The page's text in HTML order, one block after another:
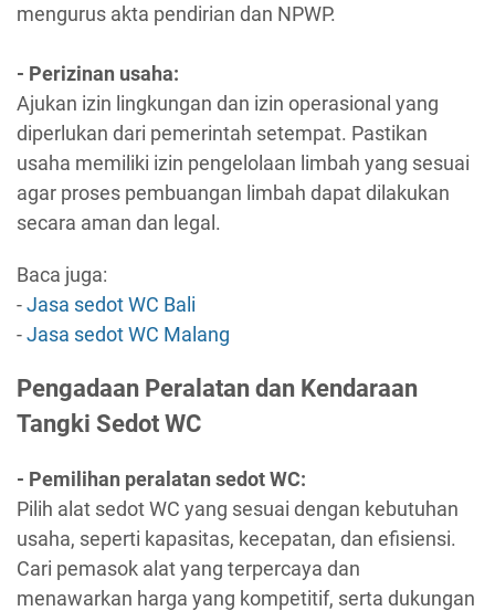
mengurus akta pendirian dan NPWP.
- Perizinan usaha:
Ajukan izin lingkungan dan izin operasional yang
diperlukan dari pemerintah setempat. Pastikan
usaha memiliki izin pengelolaan limbah yang sesuai
agar proses pembuangan limbah dapat dilakukan
secara aman dan legal.
Baca juga:
-Jasa sedot WC Bali
-Jasa sedot WC Malang
Pengadaan Peralatan dan Kendaraan
Tangki Sedot WC
- Pemilihan peralatan sedot WC:
Pilih alat sedot WC yang sesuai dengan kebutuhan
usaha, seperti kapasitas, kecepatan, dan efisiensi.
Cari pemasok alat yang terpercaya dan
menawarkan harga yang kompetitif, serta dukungan